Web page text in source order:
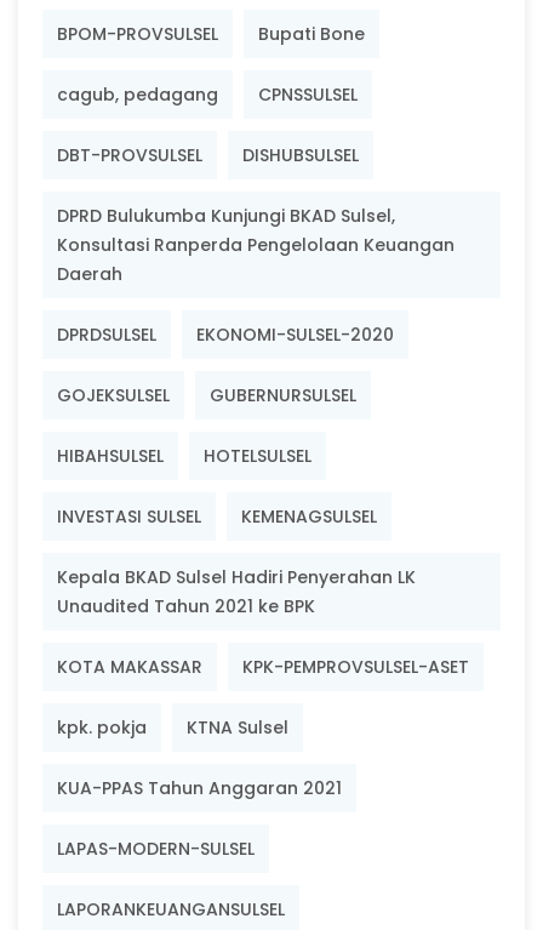
BPOM-PROVSULSEL Bupati Bone
cagub, pedagang CPNSSULSEL
DBT-PROVSULSEL DISHUBSULSEL
DPRD Bulukumba Kunjungi BKAD Sulsel,
Konsultasi Ranperda Pengelolaan Keuangan
Daerah
DPRDSULSEL EKONOMI-SULSEL-2020
GOJEKSULSEL GUBERNURSULSEL
HIBAHSULSEL HOTELSULSEL
INVESTASI SULSEL KEMENAGSULSEL
Kepala BKAD Sulsel Hadiri Penyerahan LK
Unaudited Tahun 2021 ke BPK
KOTA MAKASSAR KPK-PEMPROVSULSEL-ASET
kpk. pokja KTNA Sulsel
KUA-PPAS Tahun Anggaran 2021
LAPAS-MODERN-SULSEL
LAPORANKEUANGANSULSEL